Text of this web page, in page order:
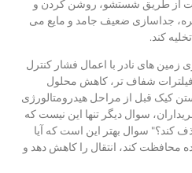
جداسازی ضعیف جامد و مایع می
کند.
های نادر با اعمال فشار کنترل
شفاف تر، کاهش محلول
کیک قبل از مراحل هیدرومتالورژی
سوال دیگر تنها این نیست که
کند؟" سوال بهتر این است که آیا
محافظت کند، انتقال را کاهش دهد و